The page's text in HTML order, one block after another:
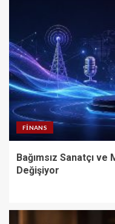
FINANS
Bağımsız Sanatçı ve
Değişiyor